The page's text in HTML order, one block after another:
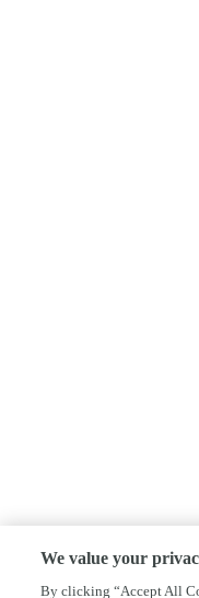
We value your
By clicking “Accept All